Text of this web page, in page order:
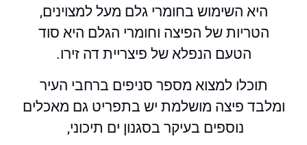
היא השימוש בחומרי גלם מעל למצוינים,
הטריות של הפיצה וחומרי הגלם היא סוד
הטעם הנפלא של פיצריית דה זירו.
תוכלו למצוא מספר סניפים ברחבי העיר
ומלבד פיצה מושלמת יש בתפריט גם מאכלים
נוספים בעיקר בסגנון ים תיכוני,